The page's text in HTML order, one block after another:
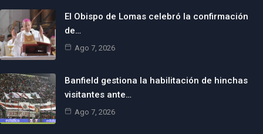
El Obispo de Lomas celebró la confirmación
de…
Ago 7, 2026
Banfield gestiona la habilitación de hinchas
visitantes ante…
Ago 7, 2026